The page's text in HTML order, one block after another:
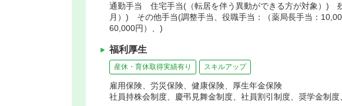
通勤手当 住宅手当(（転居を伴う異動ができる方が対象）)
月）) その他手当(調整手当、役職手当：（薬局長手当：
60,000円）、)
福利厚生
産休・育休取得実績有り スキルアップ
雇用保険、労災保険、健康保険、厚生年金保険
社員持株会制度、慶弔見舞金制度、社員割引制度、奨学金制度